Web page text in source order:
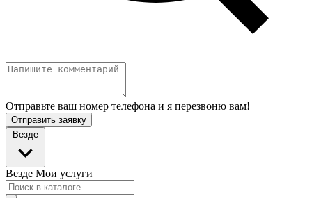
Отправьте ваш номер телефона и я перезвоню вам!
Отправить заявку
Везде
Везде Мои услуги